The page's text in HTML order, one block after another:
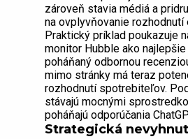
zároveň stavia médiá a
na ovplyvňovanie rozhodnutí
Praktický príklad poukazuje
monitor Hubble ako
poháňaný odbornou
mimo stránky má teraz
rozhodnutí spotrebiteľov.
stávajú mocnými
poháňajú odporúčania
Strategická